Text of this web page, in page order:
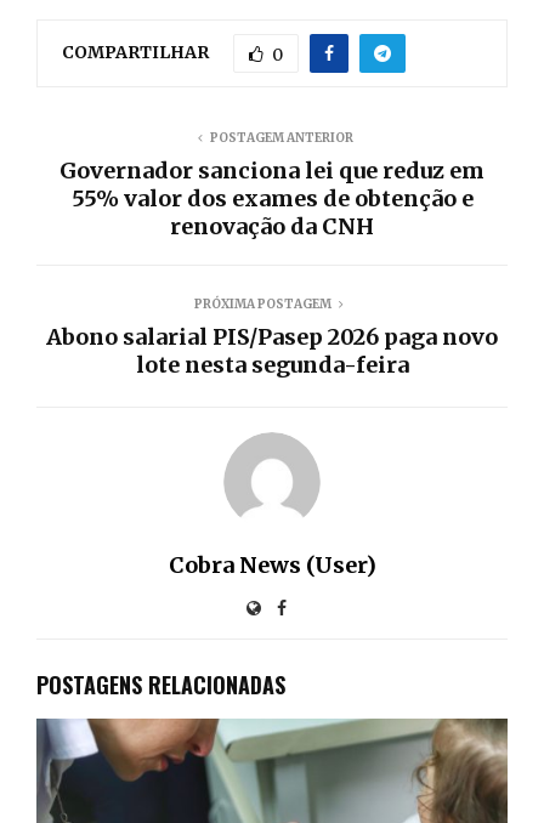
COMPARTILHAR 0
POSTAGEM ANTERIOR
Governador sanciona lei que reduz em
55% valor dos exames de obtenção e
renovação da CNH
PRÓXIMA POSTAGEM
Abono salarial PIS/Pasep 2026 paga novo
lote nesta segunda-feira
Cobra News (User)
POSTAGENS RELACIONADAS